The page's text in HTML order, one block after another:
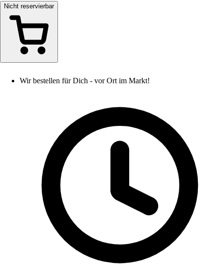
Nicht reservierbar
Wir bestellen für Dich - vor Ort im Markt!